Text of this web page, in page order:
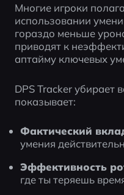
Многие игроки
использовании
гораздо меньше
приводят к
аптайму ключевых
DPS Tracker убирает
показывает:
Фактический
умения
Эффективность
где ты теряешь